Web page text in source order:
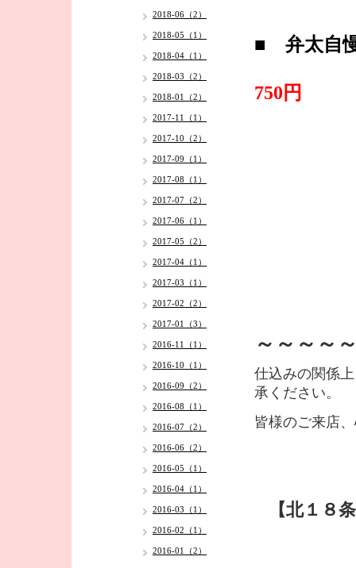
■ 弁太自
750円
～～～～
仕込みの関係
承ください。
皆様のご来店
【北１８
2018-06（2）
2018-05（1）
2018-04（1）
2018-03（2）
2018-01（2）
2017-11（1）
2017-10（2）
2017-09（1）
2017-08（1）
2017-07（2）
2017-06（1）
2017-05（2）
2017-04（1）
2017-03（1）
2017-02（2）
2017-01（3）
2016-11（1）
2016-10（1）
2016-09（2）
2016-08（1）
2016-07（2）
2016-06（2）
2016-05（1）
2016-04（1）
2016-03（1）
2016-02（1）
2016-01（2）